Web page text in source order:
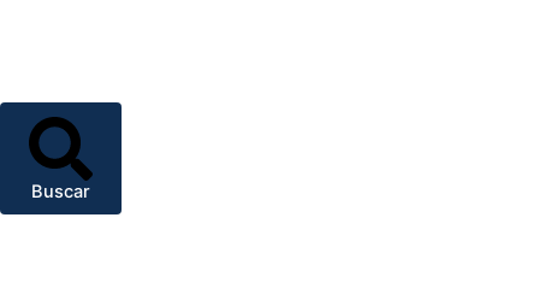
Buscar